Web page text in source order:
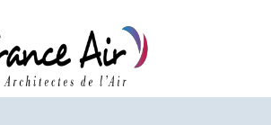
Content